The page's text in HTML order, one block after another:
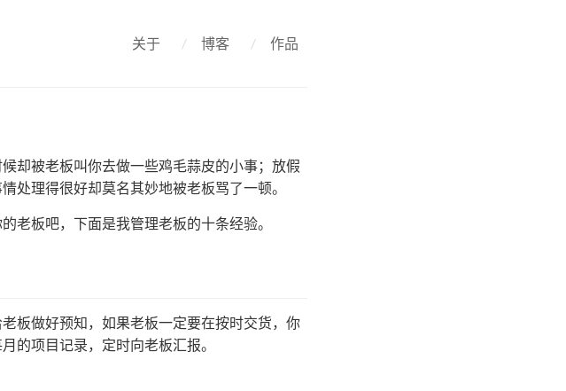
关于 / 博客 / 作品
却被老板叫你去做一些鸡毛蒜皮的小事；放假
处理得很好却莫名其妙地被老板骂了一顿。
老板吧，下面是我管理老板的十条经验。
板做好预知，如果老板一定要在按时交货，你
的项目记录，定时向老板汇报。